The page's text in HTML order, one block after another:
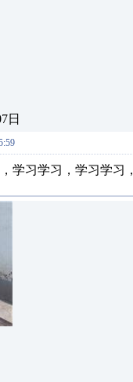
日
学习学习，学习学习，